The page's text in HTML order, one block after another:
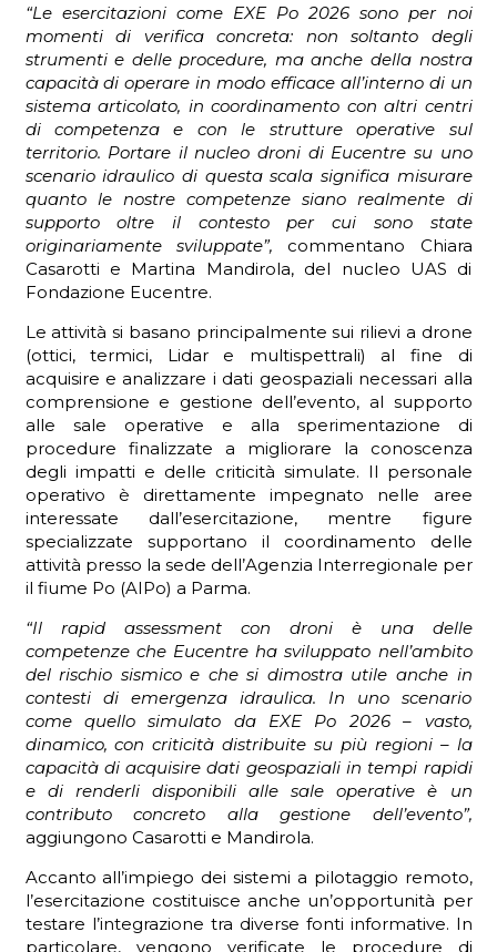
“Le esercitazioni come EXE Po 2026 sono per noi
momenti di verifica concreta: non soltanto degli
strumenti e delle procedure, ma anche della nostra
capacità di operare in modo efficace all’interno di un
sistema articolato, in coordinamento con altri centri
di competenza e con le strutture operative sul
territorio. Portare il nucleo droni di Eucentre su uno
scenario idraulico di questa scala significa misurare
quanto le nostre competenze siano realmente di
supporto oltre il contesto per cui sono state
originariamente sviluppate”, commentano Chiara
Casarotti e Martina Mandirola, del nucleo UAS di
Fondazione Eucentre.
Le attività si basano principalmente sui rilievi a drone
(ottici, termici, Lidar e multispettrali) al fine di
acquisire e analizzare i dati geospaziali necessari alla
comprensione e gestione dell’evento, al supporto
alle sale operative e alla sperimentazione di
procedure finalizzate a migliorare la conoscenza
degli impatti e delle criticità simulate. Il personale
operativo è direttamente impegnato nelle aree
interessate dall’esercitazione, mentre figure
specializzate supportano il coordinamento delle
attività presso la sede dell’Agenzia Interregionale per
il fiume Po (AIPo) a Parma.
“Il rapid assessment con droni è una delle
competenze che Eucentre ha sviluppato nell’ambito
del rischio sismico e che si dimostra utile anche in
contesti di emergenza idraulica. In uno scenario
come quello simulato da EXE Po 2026 – vasto,
dinamico, con criticità distribuite su più regioni – la
capacità di acquisire dati geospaziali in tempi rapidi
e di renderli disponibili alle sale operative è un
contributo concreto alla gestione dell’evento”,
aggiungono Casarotti e Mandirola.
Accanto all’impiego dei sistemi a pilotaggio remoto,
l’esercitazione costituisce anche un’opportunità per
testare l’integrazione tra diverse fonti informative. In
particolare, vengono verificate le procedure di